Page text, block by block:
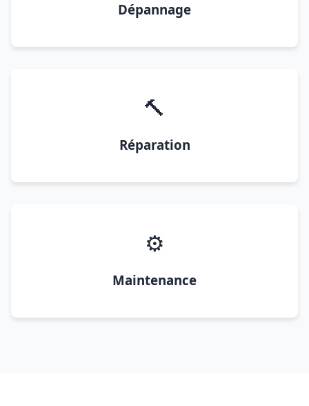
Dépannage
🔨
Réparation
⚙️
Maintenance